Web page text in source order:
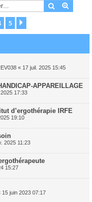
Rechercher
5
« 17 juil. 2025 15:45
APPAREILLAGE
17:33
d’ergothérapie IRFE
19:10
2025 11:23
15:27
15 juin 2023 07:17